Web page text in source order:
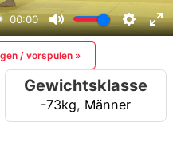
/ vorspulen »
Gewichtsklasse
-73kg, Männer